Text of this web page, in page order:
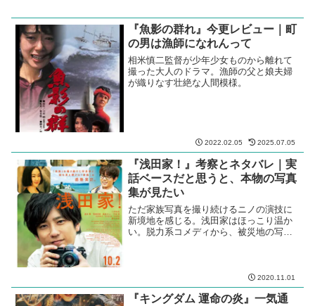
『魚影の群れ』今更レビュー｜町
の男は漁師になれんって
相米慎二監督が少年少女ものから離れて
撮った大人のドラマ。漁師の父と娘夫婦
が織りなす壮絶な人間模様。
2022.02.05 2025.07.05
『浅田家！』考察とネタバレ｜実
話ベースだと思うと、本物の写真
集が見たい
ただ家族写真を撮り続けるニノの演技に
新境地を感じる。浅田家はほっこり温か
い。脱力系コメディから、被災地の写真
2020.11.01
『キングダム 運命の炎』一気通